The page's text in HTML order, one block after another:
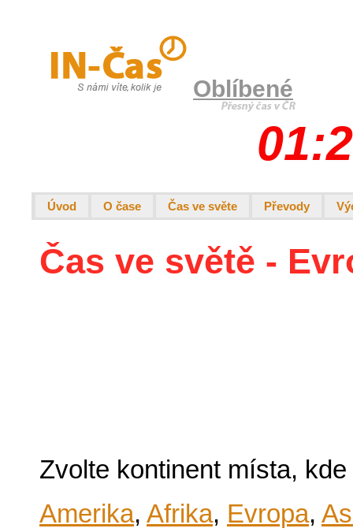
Oblíbené
Úvod O čase Čas ve světe Převody
Čas ve světě -
Zvolte kontinent místa,
Amerika, Afrika, Evropa,